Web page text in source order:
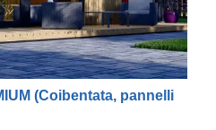
(Coibentata, pannelli